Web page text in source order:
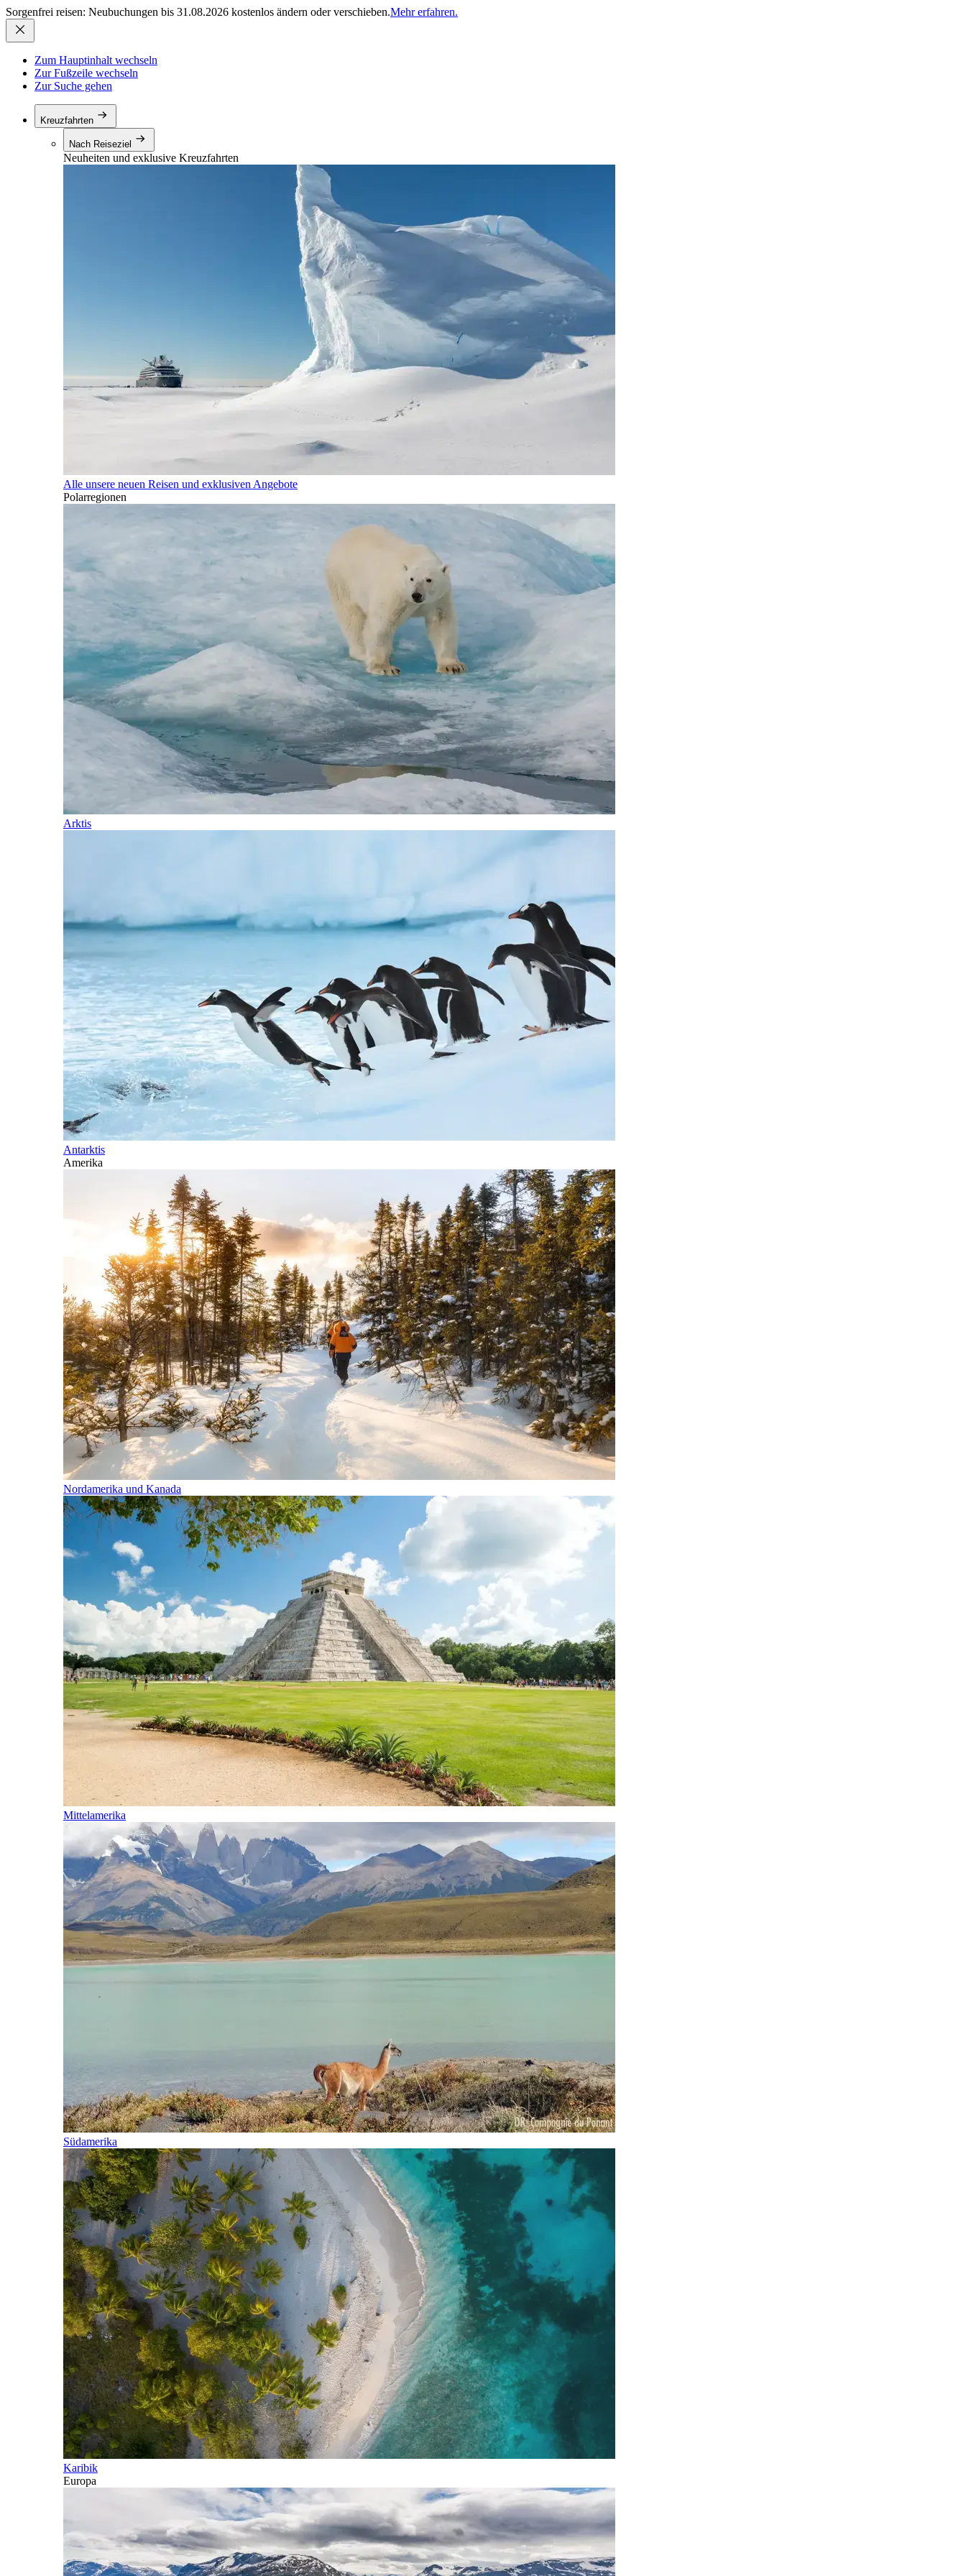
Sorgenfrei reisen: Neubuchungen bis 31.08.2026 kostenlos ändern oder verschieben.Mehr erfahren.
Zum Hauptinhalt wechseln
Zur Fußzeile wechseln
Zur Suche gehen
Kreuzfahrten
Nach Reiseziel
Neuheiten und exklusive Kreuzfahrten
Alle unsere neuen Reisen und exklusiven Angebote
Polarregionen
Arktis
Antarktis
Amerika
Nordamerika und Kanada
Mittelamerika
Südamerika
Karibik
Europa